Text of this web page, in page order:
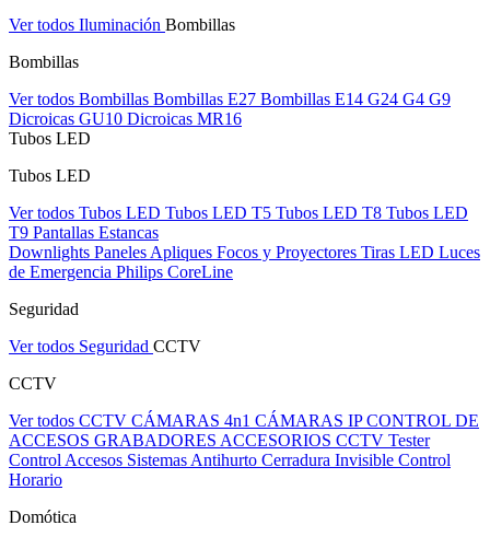
Ver todos Iluminación Bombillas
Bombillas
Ver todos Bombillas Bombillas E27 Bombillas E14 G24 G4 G9
Dicroicas GU10 Dicroicas MR16
Tubos LED
Tubos LED
Ver todos Tubos LED Tubos LED T5 Tubos LED T8 Tubos LED
T9 Pantallas Estancas
Downlights Paneles Apliques Focos y Proyectores Tiras LED Luces
de Emergencia Philips CoreLine
Seguridad
Ver todos Seguridad CCTV
CCTV
Ver todos CCTV CÁMARAS 4n1 CÁMARAS IPCONTROL DE
ACCESOS GRABADORES ACCESORIOS CCTV Tester
Control Accesos Sistemas Antihurto Cerradura Invisible Control
Horario
Domótica